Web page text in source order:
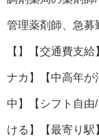
管理薬剤師、急募
【】【交通費支
ナカ】【中高年が
中】【シフト自由
ける】【最寄り